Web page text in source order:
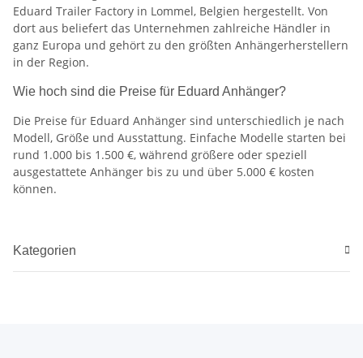
Eduard Trailer Factory in Lommel, Belgien hergestellt. Von
dort aus beliefert das Unternehmen zahlreiche Händler in
ganz Europa und gehört zu den größten Anhängerherstellern
in der Region.
Wie hoch sind die Preise für Eduard Anhänger?
Die Preise für Eduard Anhänger sind unterschiedlich je nach
Modell, Größe und Ausstattung. Einfache Modelle starten bei
rund 1.000 bis 1.500 €, während größere oder speziell
ausgestattete Anhänger bis zu und über 5.000 € kosten
können.
Kategorien